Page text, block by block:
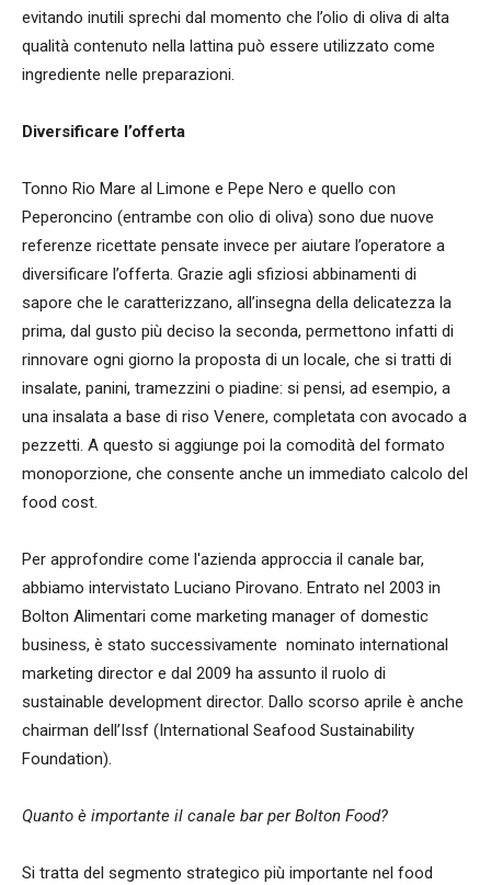
evitando inutili sprechi dal momento che l’olio di oliva di alta
qualità contenuto nella lattina può essere utilizzato come
ingrediente nelle preparazioni.
Diversificare l’offerta
Tonno Rio Mare al Limone e Pepe Nero e quello con
Peperoncino (entrambe con olio di oliva) sono due nuove
referenze ricettate pensate invece per aiutare l’operatore a
diversificare l’offerta. Grazie agli sfiziosi abbinamenti di
sapore che le caratterizzano, all’insegna della delicatezza la
prima, dal gusto più deciso la seconda, permettono infatti di
rinnovare ogni giorno la proposta di un locale, che si tratti di
insalate, panini, tramezzini o piadine: si pensi, ad esempio, a
una insalata a base di riso Venere, completata con avocado a
pezzetti. A questo si aggiunge poi la comodità del formato
monoporzione, che consente anche un immediato calcolo del
food cost.
Per approfondire come l'azienda approccia il canale bar,
abbiamo intervistato Luciano Pirovano. Entrato nel 2003 in
Bolton Alimentari come marketing manager of domestic
business, è stato successivamente nominato international
marketing director e dal 2009 ha assunto il ruolo di
sustainable development director. Dallo scorso aprile è anche
chairman dell’Issf (International Seafood Sustainability
Foundation).
Quanto è importante il canale bar per Bolton Food?
Si tratta del segmento strategico più importante nel food